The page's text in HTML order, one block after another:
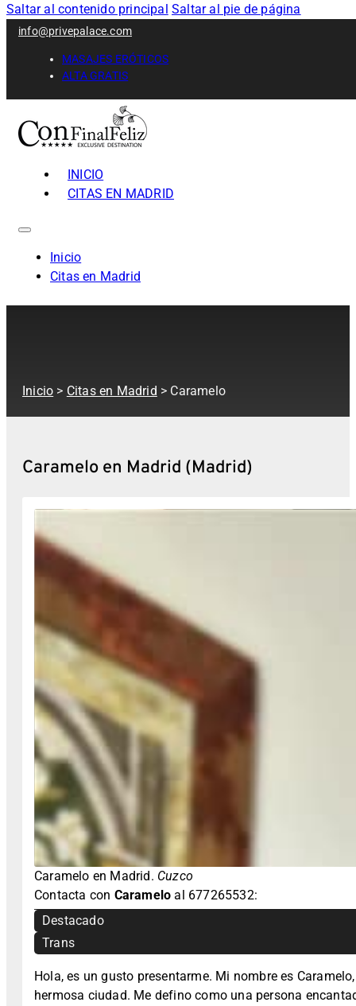
Saltar al contenido principal Saltar al pie de página
info@privepalace.com
MASAJES ERÓTICOS
ALTA GRATIS
INICIO
CITAS EN MADRID
Inicio
Citas en Madrid
Inicio > Citas en Madrid > Caramelo
Caramelo en Madrid (Madrid)
Caramelo en Madrid. Cuzco
Contacta con Caramelo al 677265532:
Destacado
Trans
Hola, es un gusto presentarme. Mi nombre es
hermosa ciudad. Me defino como una persona